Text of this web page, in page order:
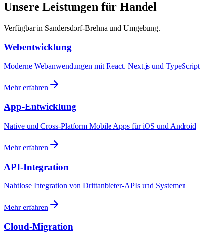
Unsere Leistungen für Handel
Verfügbar in Sandersdorf-Brehna und Umgebung.
Webentwicklung
Moderne Webanwendungen mit React, Next.js und TypeScript
Mehr erfahren
App-Entwicklung
Native und Cross-Platform Mobile Apps für iOS und Android
Mehr erfahren
API-Integration
Nahtlose Integration von Drittanbieter-APIs und Systemen
Mehr erfahren
Cloud-Migration